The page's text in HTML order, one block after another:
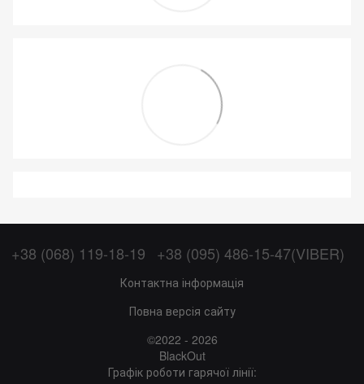
+38 (068) 119-18-19 +38 (095) 486-15-47(VIBER)
Контактна інформація
Повна версія сайту
©2022 - 2026
BlackOut
Графік роботи гарячої лінії: